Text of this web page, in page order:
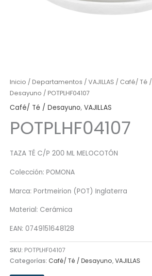
Inicio / Departamentos / VAJILLAS / Café/ Té /
Desayuno / POTPLHF04107
Café/ Té / Desayuno, VAJILLAS
POTPLHF04107
TAZA TÉ C/P 200 ML MELOCOTÓN
Colección: POMONA
Marca: Portmeirion (POT) Inglaterra
Material: Cerámica
EAN: 0749151648128
SKU: POTPLHF04107
Categorías: Café/ Té / Desayuno,VAJILLAS